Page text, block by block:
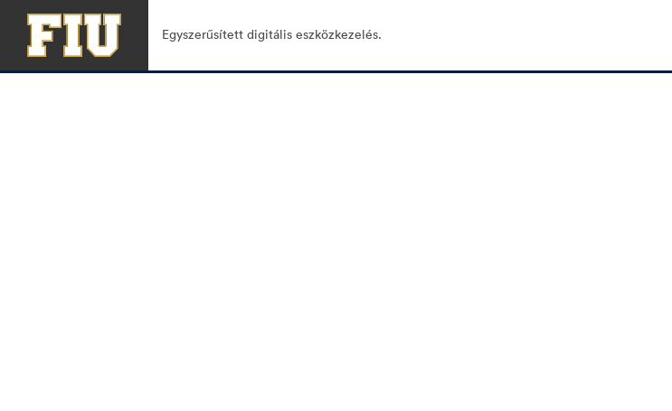
Egyszerűsített digitális eszközkezelés.